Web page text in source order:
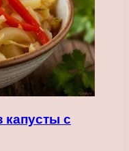
капусты с